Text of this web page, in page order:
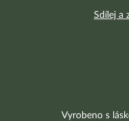
Sdílej a
Vyrobeno s